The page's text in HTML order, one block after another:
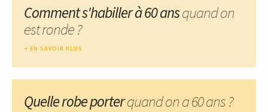
Comment s'habiller à 60 ansquand on
est ronde ?
EN SAVOIR PLUS
Quelle robe porterquand on a 60 ans ?